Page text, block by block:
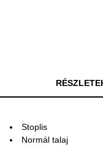
Stoplis
Normál talaj